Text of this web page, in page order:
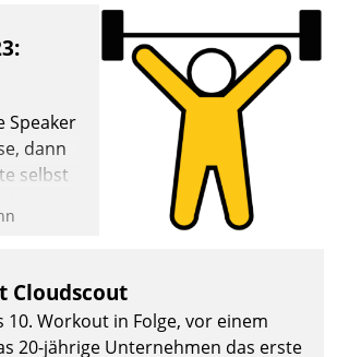
Speaker
dann
selbst
was es
Cloudscout
10. Workout in Folge, vor einem
20-jährige Unternehmen das erste